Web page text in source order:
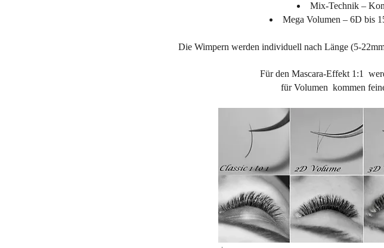
Mix-Technik –
Mega Volumen – 6D bis
Die Wimpern werden individuell nach Länge (5-
Für den Mascara-Effekt 1:1
für Volumen kommen